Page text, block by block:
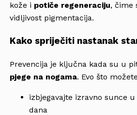
kože i potiče regeneraciju, čime
vidljivost pigmentacija.
Kako spriječiti nastanak
Prevencija je ključna kada su u
pjege na nogama. Evo što
izbjegavajte izravno sunce
dana